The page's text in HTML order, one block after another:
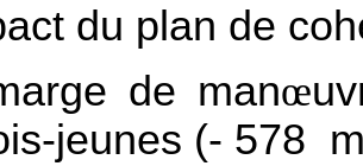
du plan de
de manœ
jeunes (- 578